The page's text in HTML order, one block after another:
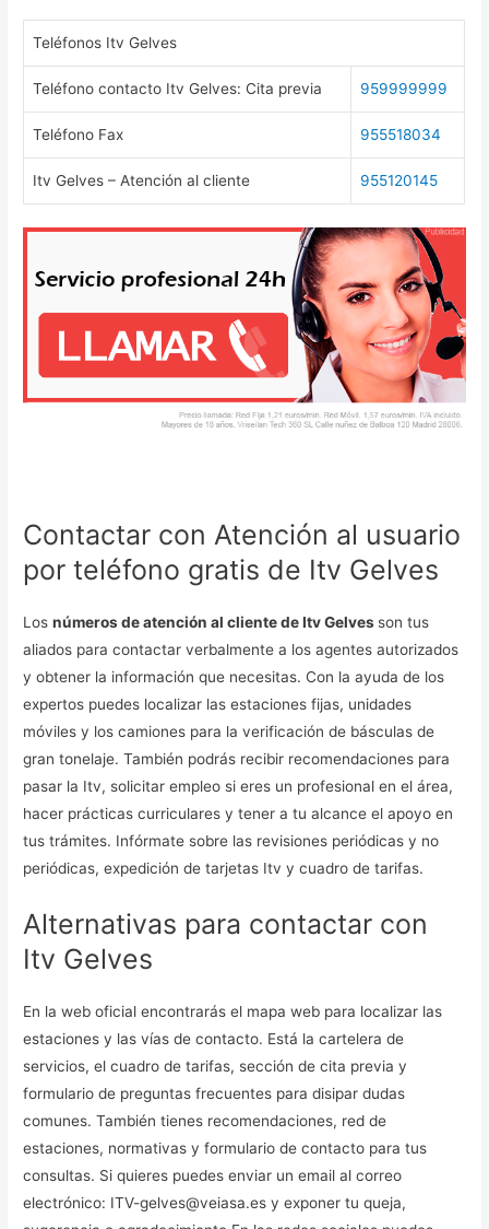
Teléfonos Itv Gelves
Teléfono contacto Itv Gelves: Cita previa 959999999
Teléfono Fax 955518034
Itv Gelves – Atención al cliente 955120145
Contactar con Atención al usuario
por teléfono gratis de Itv Gelves
Losnúmeros de atención al cliente de Itv Gelves son tus
aliados para contactar verbalmente a los agentes autorizados
y obtener la información que necesitas. Con la ayuda de los
expertos puedes localizar las estaciones fijas, unidades
móviles y los camiones para la verificación de básculas de
gran tonelaje. También podrás recibir recomendaciones para
pasar la Itv, solicitar empleo si eres un profesional en el área,
hacer prácticas curriculares y tener a tu alcance el apoyo en
tus trámites. Infórmate sobre las revisiones periódicas y no
periódicas, expedición de tarjetas Itv y cuadro de tarifas.
Alternativas para contactar con
Itv Gelves
En la web oficial encontrarás el mapa web para localizar las
estaciones y las vías de contacto. Está la cartelera de
servicios, el cuadro de tarifas, sección de cita previa y
formulario de preguntas frecuentes para disipar dudas
comunes. También tienes recomendaciones, red de
estaciones, normativas y formulario de contacto para tus
consultas. Si quieres puedes enviar un email al correo
electrónico: ITV-gelves@veiasa.es y exponer tu queja,